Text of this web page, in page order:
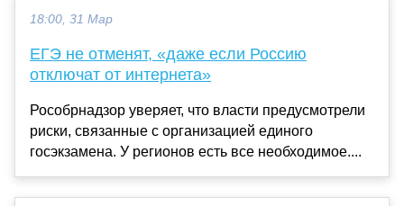
18:00, 31 Мар
ЕГЭ не отменят, «даже если Россию
отключат от интернета»
Рособрнадзор уверяет, что власти предусмотрели
риски, связанные с организацией единого
госэкзамена. У регионов есть все необходимое....